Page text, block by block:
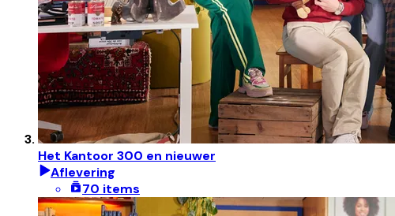
Het Kantoor 300 en nieuwer
Aflevering
70 items